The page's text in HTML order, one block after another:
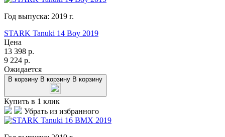
Год выпуска: 2019 г.
STARK Tanuki 14 Boy 2019
Цена
13 398 р.
9 224 р.
Ожидается
В корзину В корзину В корзину
Купить в 1 клик
Убрать из избранного